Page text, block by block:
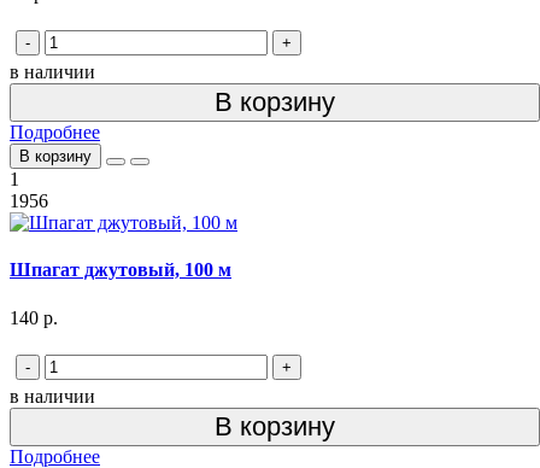
- +
в наличии
В корзину
Подробнее
В корзину
1
1956
Шпагат джутовый, 100 м
140 р.
- +
в наличии
В корзину
Подробнее